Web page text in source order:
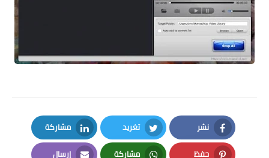
نشر
Facebook
تغريد
Twitter
مشاركة
LinkedIn
حفظ مشاركة إرسال